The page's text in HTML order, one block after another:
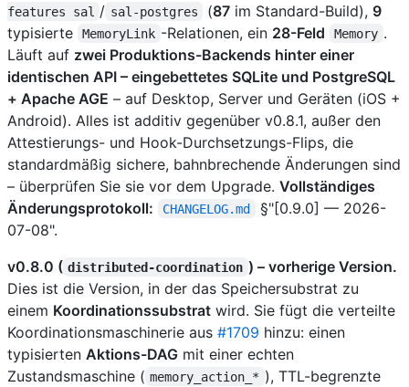
features sal / sal-postgres (87 im Standard-Build), 9
typisierte
MemoryLink -Relationen, ein 28-Feld Memory .
Läuft auf zwei Produktions-Backends hinter einer
identischen API – eingebettetes SQLite und PostgreSQL
+ Apache AGE – auf Desktop, Server und Geräten (iOS +
Android). Alles ist additiv gegenüber v0.8.1, außer den
Attestierungs- und Hook-Durchsetzungs-Flips, die
standardmäßig sichere, bahnbrechende Änderungen sind
– überprüfen Sie sie vor dem Upgrade. Vollständiges
Änderungsprotokoll:
CHANGELOG.md
§"[0.9.0] — 2026-
07-08".
v0.8.0 ( distributed-coordination ) – vorherige Version.
Dies ist die Version, in der das Speichersubstrat zu
einem Koordinationssubstrat wird. Sie fügt die verteilte
Koordinationsmaschinerie aus #1709 hinzu: einen
typisierten Aktions-DAG mit einer echten
Zustandsmaschine ( memory_action_* ), TTL-begrenzte